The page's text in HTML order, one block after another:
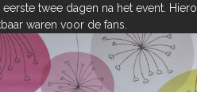
twee dagen na het event.
waren voor de fans.